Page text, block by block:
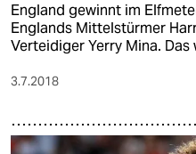
England gewinnt im
Englands Mittelstürmer
Verteidiger Yerry Mina. Das
3.7.2018